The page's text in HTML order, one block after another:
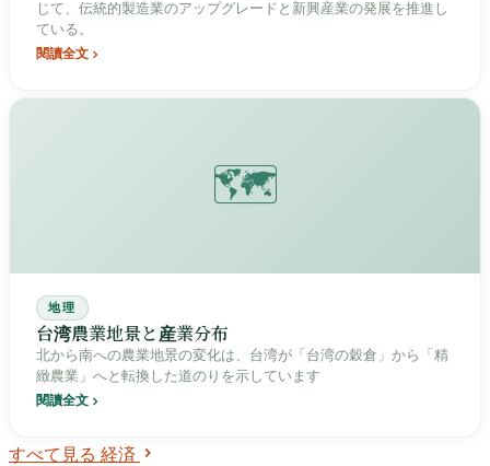
じて、伝統的製造業のアップグレードと新興産業の発展を推進し
ている。
閱讀全文
🗺️
地理
台湾農業地景と産業分布
北から南への農業地景の変化は、台湾が「台湾の穀倉」から「精
緻農業」へと転換した道のりを示しています
閱讀全文
すべて見る 経済